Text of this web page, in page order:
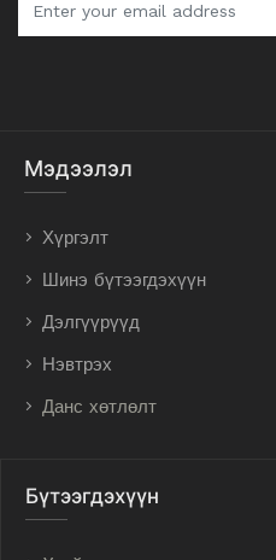
Мэдээлэл
Хүргэлт
Шинэ бүтээгдэхүүн
Дэлгүүрүүд
Нэвтрэх
Данс хөтлөлт
Бүтээгдэхүүн